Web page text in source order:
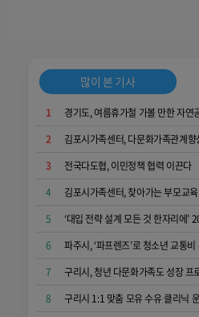
많이 본 기사
1
경기도, 여름휴가철 가볼 만한 자연
2
3
전국다도협, 이민정책 협력 이끈다
4
5
6
파주시, ‘파프렌즈’로 청소년 교통
7
구리시, 청년 다문화가족도 성장 프
8
구리시 1:1 맞춤 모유 수유 클리닉